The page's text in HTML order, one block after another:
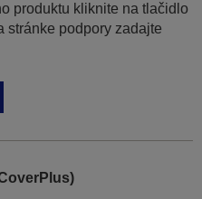
produktu kliknite na tlačidlo
stránke podpory zadajte